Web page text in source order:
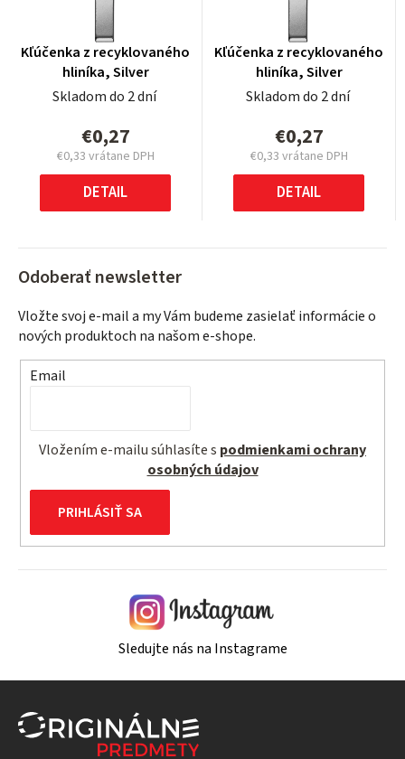
Kľúčenka z recyklovaného
hliníka, Silver
Skladom do 2 dní
€0,27
€0,33 vrátane DPH
Jednotková
cena:
DETAIL
Kľúčenka z recyklovaného
hliníka, Silver
Skladom do 2 dní
€0,27
€0,33 vrátane DPH
Jednotková
cena:
DETAIL
Odoberať newsletter
Vložte svoj e-mail a my Vám budeme zasielať informácie o
nových produktoch na našom e-shope.
Email
Vložením e-mailu súhlasíte s podmienkami ochrany
osobných údajov
PRIHLÁSIŤ SA
Sledujte nás na Instagrame